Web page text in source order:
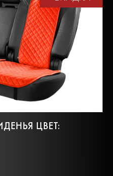
ЦВЕТ: